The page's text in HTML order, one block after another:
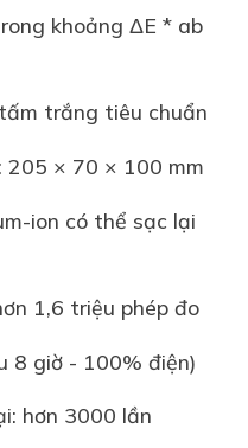
khoảng ΔE * ab
trắng tiêu chuẩn
205 × 70 × 100 mm
ion có thể sạc lại
1,6 triệu phép đo
8 giờ - 100% điện)
hơn 3000 lần